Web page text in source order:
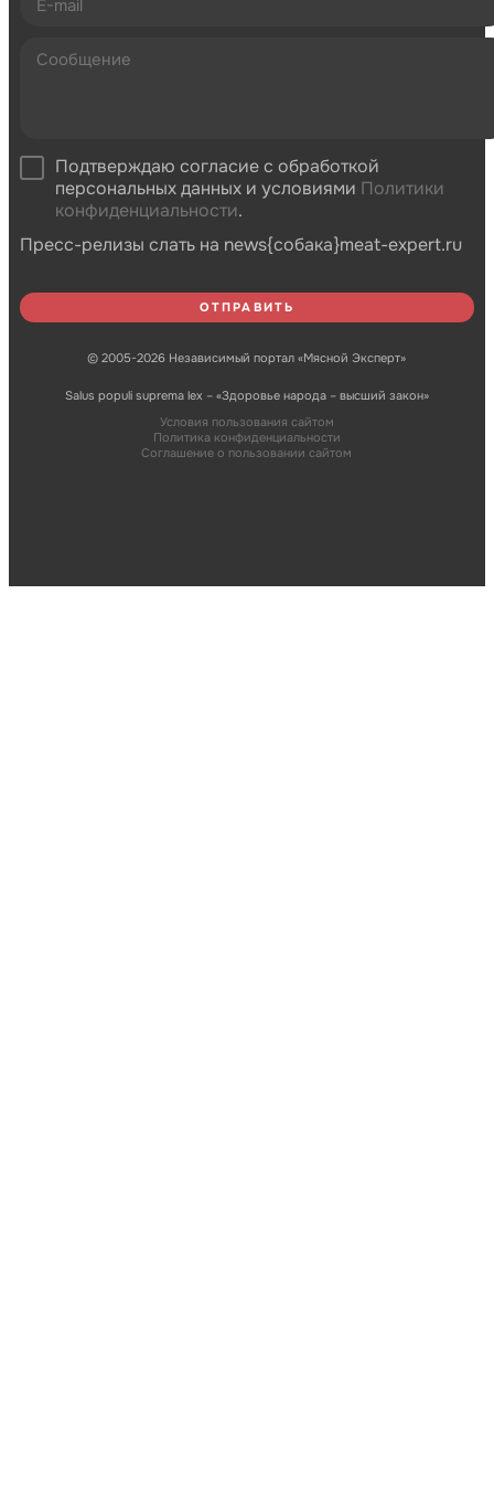
Подтверждаю согласие с обработкой
персональных данных и условиями Политики
конфиденциальности.
Пресс-релизы слать на news{собака}meat-expert.ru
© 2005-2026 Независимый портал «Мясной Эксперт»
Salus populi suprema lex – «Здоровье народа – высший закон»
Условия пользования сайтом
Политика конфиденциальности
Соглашение о пользовании сайтом